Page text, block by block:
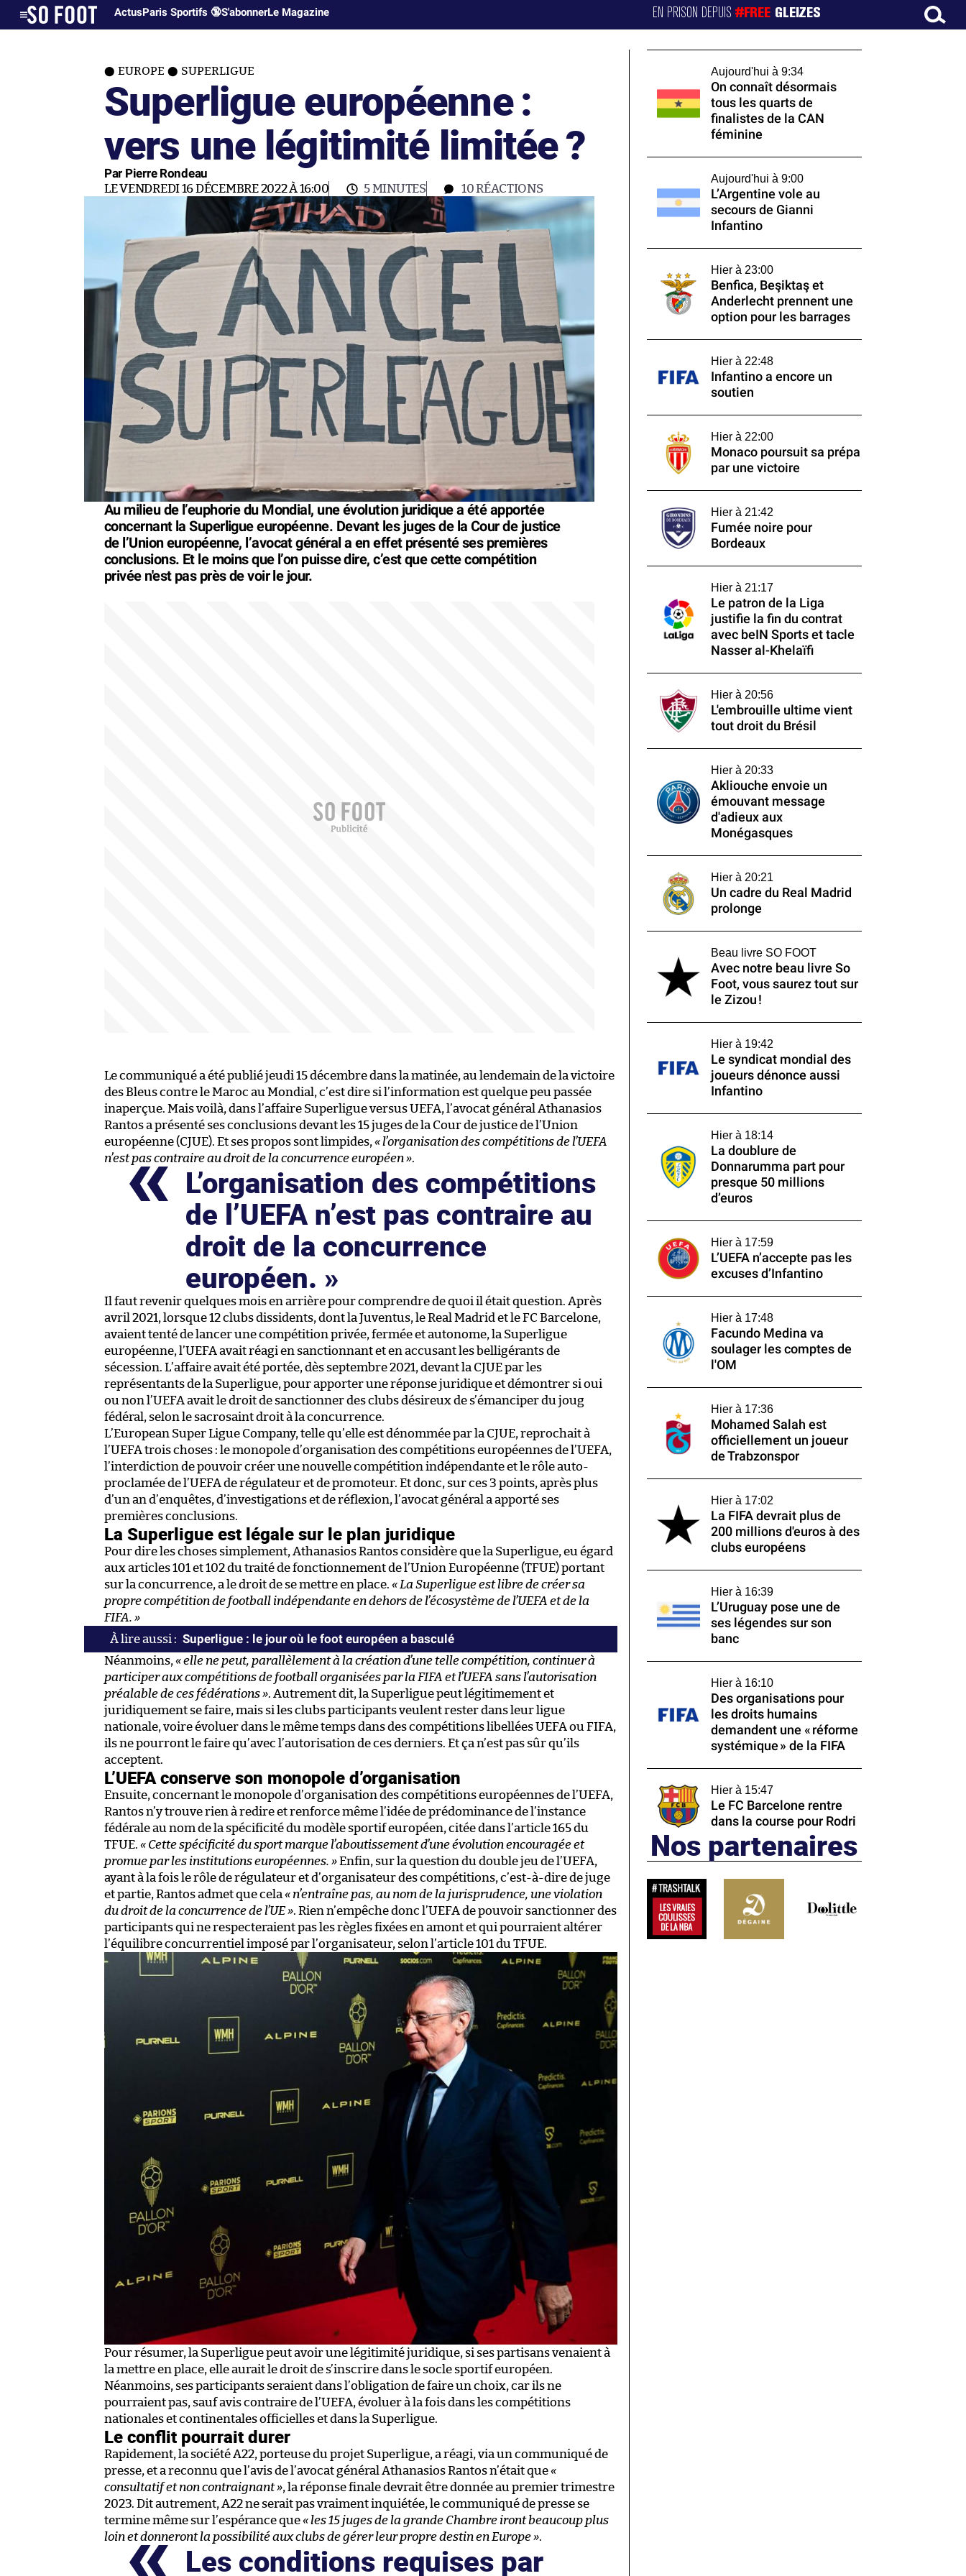
ActusParis Sportifs 🔞S'abonnerLe Magazine EN PRISON DEPUIS#FREE GLEIZES
EUROPE SUPERLIGUE
Superligue européenne :
vers une légitimité limitée ?
Par Pierre Rondeau
LE VENDREDI 16 DÉCEMBRE 2022 À 16:00 5 MINUTES 10RÉACTIONS
Au milieu de l’euphorie du Mondial, une évolution juridique a été apportée
concernant la Superligue européenne. Devant les juges de la Cour de justice
de l’Union européenne, l’avocat général a en effet présenté ses premières
conclusions. Et le moins que l’on puisse dire, c’est que cette compétition
privée n'est pas près de voir le jour.
Le communiqué a été publié jeudi 15 décembre dans la matinée, au lendemain de la victoire
des Bleus contre le Maroc au Mondial, c’est dire si l’information est quelque peu passée
inaperçue. Mais voilà, dans l’affaire Superligue versus UEFA, l’avocat général Athanasios
Rantos a présenté ses conclusions devant les 15 juges de la Cour de justice de l’Union
européenne (CJUE). Et ses propos sont limpides, « l’organisation des compétitions de l’UEFA
n’est pas contraire au droit de la concurrence européen ».
L’organisation des compétitions
de l’UEFA n’est pas contraire au
droit de la concurrence
européen.
Il faut revenir quelques mois en arrière pour comprendre de quoi il était question. Après
avril 2021, lorsque 12 clubs dissidents, dont la Juventus, le Real Madrid et le FC Barcelone,
avaient tenté de lancer une compétition privée, fermée et autonome, la Superligue
européenne, l’UEFA avait réagi en sanctionnant et en accusant les belligérants de
sécession. L’affaire avait été portée, dès septembre 2021, devant la CJUE par les
représentants de la Superligue, pour apporter une réponse juridique et démontrer si oui
ou non l’UEFA avait le droit de sanctionner des clubs désireux de s’émanciper du joug
fédéral, selon le sacrosaint droit à la concurrence.
L’European Super Ligue Company, telle qu’elle est dénommée par la CJUE, reprochait à
l’UEFA trois choses : le monopole d’organisation des compétitions européennes de l’UEFA,
l’interdiction de pouvoir créer une nouvelle compétition indépendante et le rôle auto-
proclamée de l’UEFA de régulateur et de promoteur. Et donc, sur ces 3 points, après plus
d’un an d’enquêtes, d’investigations et de réflexion, l’avocat général a apporté ses
premières conclusions.
La Superligue est légale sur le plan juridique
Pour dire les choses simplement, Athanasios Rantos considère que la Superligue, eu égard
aux articles 101 et 102 du traité de fonctionnement de l’Union Européenne (TFUE) portant
sur la concurrence, a le droit de se mettre en place. « La Superligue est libre de créer sa
propre compétition de football indépendante en dehors de l’écosystème de l’UEFA et de la
FIFA. »
Superligue : le jour où le foot européen a basculé
Néanmoins, « elle ne peut, parallèlement à la création d’une telle compétition, continuer à
participer aux compétitions de football organisées par la FIFA et l’UEFA sans l’autorisation
préalable de ces fédérations ». Autrement dit, la Superligue peut légitimement et
juridiquement se faire, mais si les clubs participants veulent rester dans leur ligue
nationale, voire évoluer dans le même temps dans des compétitions libellées UEFA ou FIFA,
ils ne pourront le faire qu’avec l’autorisation de ces derniers. Et ça n’est pas sûr qu’ils
acceptent.
L’UEFA conserve son monopole d’organisation
Ensuite, concernant le monopole d’organisation des compétitions européennes de l’UEFA,
Rantos n’y trouve rien à redire et renforce même l’idée de prédominance de l’instance
fédérale au nom de la spécificité du modèle sportif européen, citée dans l’article 165 du
TFUE. « Cette spécificité du sport marque l’aboutissement d’une évolution encouragée et
promue par les institutions européennes. »Enfin, sur la question du double jeu de l’UEFA,
ayant à la fois le rôle de régulateur et d’organisateur des compétitions, c’est-à-dire de juge
et partie, Rantos admet que cela « n’entraîne pas, au nom de la jurisprudence, une violation
du droit de la concurrence de l’UE ». Rien n’empêche donc l’UEFA de pouvoir sanctionner des
participants qui ne respecteraient pas les règles fixées en amont et qui pourraient altérer
l’équilibre concurrentiel imposé par l’organisateur, selon l’article 101 du TFUE.
Pour résumer, la Superligue peut avoir une légitimité juridique, si ses partisans venaient à
la mettre en place, elle aurait le droit de s’inscrire dans le socle sportif européen.
Néanmoins, ses participants seraient dans l’obligation de faire un choix, car ils ne
pourraient pas, sauf avis contraire de l’UEFA, évoluer à la fois dans les compétitions
nationales et continentales officielles et dans la Superligue.
Le conflit pourrait durer
Rapidement, la société A22, porteuse du projet Superligue, a réagi, via un communiqué de
presse, et a reconnu que l’avis de l’avocat général Athanasios Rantos n’était que«
consultatif et non contraignant », la réponse finale devrait être donnée au premier trimestre
2023. Dit autrement, A22 ne serait pas vraiment inquiétée, le communiqué de presse se
termine même sur l’espérance que« les 15 juges de la grande Chambre iront beaucoup plus
loin et donneront la possibilité aux clubs de gérer leur propre destin en Europe ».
Les conditions requises par
Aujourd'hui à 9:34
On connaît désormais
tous les quarts de
finalistes de la CAN
féminine
Aujourd'hui à 9:00
L’Argentine vole au
secours de Gianni
Infantino
Hier à 23:00
Benfica, Beşiktaş et
Anderlecht prennent une
option pour les barrages
Hier à 22:48
Infantino a encore un
soutien
Hier à 22:00
Monaco poursuit sa prépa
par une victoire
Hier à 21:42
Fumée noire pour
Bordeaux
Hier à 21:17
Le patron de la Liga
justifie la fin du contrat
avec beIN Sports et tacle
Nasser al-Khelaïfi
Hier à 20:56
L'embrouille ultime vient
tout droit du Brésil
Hier à 20:33
Akliouche envoie un
émouvant message
d'adieux aux
Monégasques
Hier à 20:21
Un cadre du Real Madrid
prolonge
Beau livre SO FOOT
Avec notre beau livre So
Foot, vous saurez tout sur
le Zizou !
Hier à 19:42
Le syndicat mondial des
joueurs dénonce aussi
Infantino
Hier à 18:14
La doublure de
Donnarumma part pour
presque 50 millions
d’euros
Hier à 17:59
L’UEFA n’accepte pas les
excuses d’Infantino
Hier à 17:48
Facundo Medina va
soulager les comptes de
l'OM
Hier à 17:36
Mohamed Salah est
officiellement un joueur
de Trabzonspor
Hier à 17:02
La FIFA devrait plus de
200 millions d'euros à des
clubs européens
Hier à 16:39
L’Uruguay pose une de
ses légendes sur son
banc
Hier à 16:10
Des organisations pour
les droits humains
demandent une « réforme
systémique » de la FIFA
Hier à 15:47
Le FC Barcelone rentre
dans la course pour Rodri
Nos partenaires